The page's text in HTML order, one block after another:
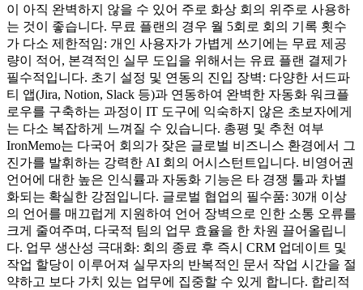
이 아직 완벽하지 않을 수 있어 주로 화상 회의 위주로 사용하
는 것이 좋습니다. 무료 플랜의 경우 월 5회로 회의 기록 횟수
가 다소 제한적임: 개인 사용자가 가볍게 쓰기에는 무료 제공
량이 적어, 본격적인 실무 도입을 위해서는 유료 플랜 결제가
필수적입니다. 초기 설정 및 연동의 진입 장벽: 다양한 서드파
티 앱(Jira, Notion, Slack 등)과 연동하여 완벽한 자동화 워크플
로우를 구축하는 과정이 IT 도구에 익숙하지 않은 초보자에게
는 다소 복잡하게 느껴질 수 있습니다. 총평 및 추천 여부
IronMemo는 다국어 회의가 잦은 글로벌 비즈니스 환경에서 그
진가를 발휘하는 강력한 AI 회의 어시스턴트입니다. 비영어권
언어에 대한 높은 인식률과 자동화 기능은 타 경쟁 툴과 차별
화되는 확실한 강점입니다. 글로벌 협업의 필수품: 30개 이상
의 언어를 매끄럽게 지원하여 언어 장벽으로 인한 소통 오류를
크게 줄여주며, 다국적 팀의 업무 효율을 한 차원 끌어올립니
다. 업무 생산성 극대화: 회의 종료 후 즉시 CRM 업데이트 및
작업 할당이 이루어져 실무자의 반복적인 문서 작업 시간을 절
약하고 보다 가치 있는 업무에 집중할 수 있게 합니다. 합리적